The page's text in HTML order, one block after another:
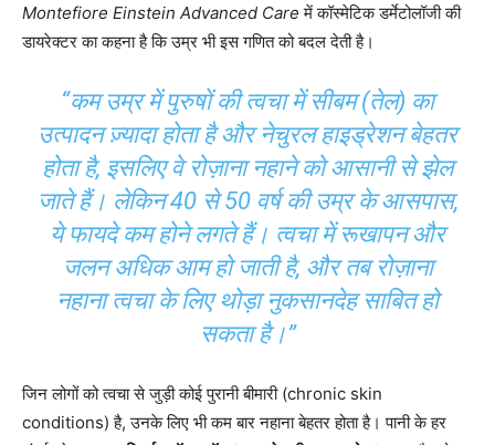
Montefiore Einstein Advanced Care में कॉस्मेटिक डर्मेटोलॉजी की
डायरेक्टर का कहना है कि उम्र भी इस गणित को बदल देती है।
“कम उम्र में पुरुषों की त्वचा में सीबम (तेल) का
उत्पादन ज़्यादा होता है और नेचुरल हाइड्रेशन बेहतर
होता है, इसलिए वे रोज़ाना नहाने को आसानी से झेल
जाते हैं। लेकिन 40 से 50 वर्ष की उम्र के आसपास,
ये फायदे कम होने लगते हैं। त्वचा में रूखापन और
जलन अधिक आम हो जाती है, और तब रोज़ाना
नहाना त्वचा के लिए थोड़ा नुकसानदेह साबित हो
सकता है।”
जिन लोगों को त्वचा से जुड़ी कोई पुरानी बीमारी (chronic skin
conditions) है, उनके लिए भी कम बार नहाना बेहतर होता है। पानी के हर